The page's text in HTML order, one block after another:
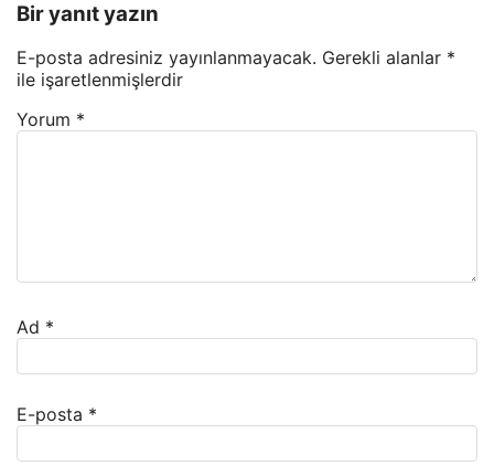
Bir yanıt yazın
E-posta adresiniz yayınlanmayacak. Gerekli alanlar *
ile işaretlenmişlerdir
Yorum *
Ad *
E-posta *